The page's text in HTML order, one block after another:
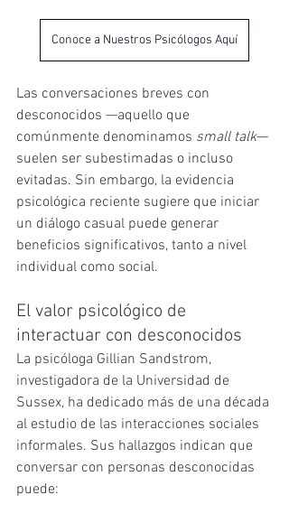
Conoce a Nuestros Psicólogos Aquí
Las conversaciones breves con
desconocidos —aquello que
comúnmente denominamos small talk—
suelen ser subestimadas o incluso
evitadas. Sin embargo, la evidencia
psicológica reciente sugiere que iniciar
un diálogo casual puede generar
beneficios significativos, tanto a nivel
individual como social.
El valor psicológico de
interactuar con desconocidos
La psicóloga Gillian Sandstrom,
investigadora de la Universidad de
Sussex, ha dedicado más de una década
al estudio de las interacciones sociales
informales. Sus hallazgos indican que
conversar con personas desconocidas
puede: